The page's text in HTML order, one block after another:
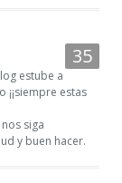
estube a
estas
siga
y buen hacer.